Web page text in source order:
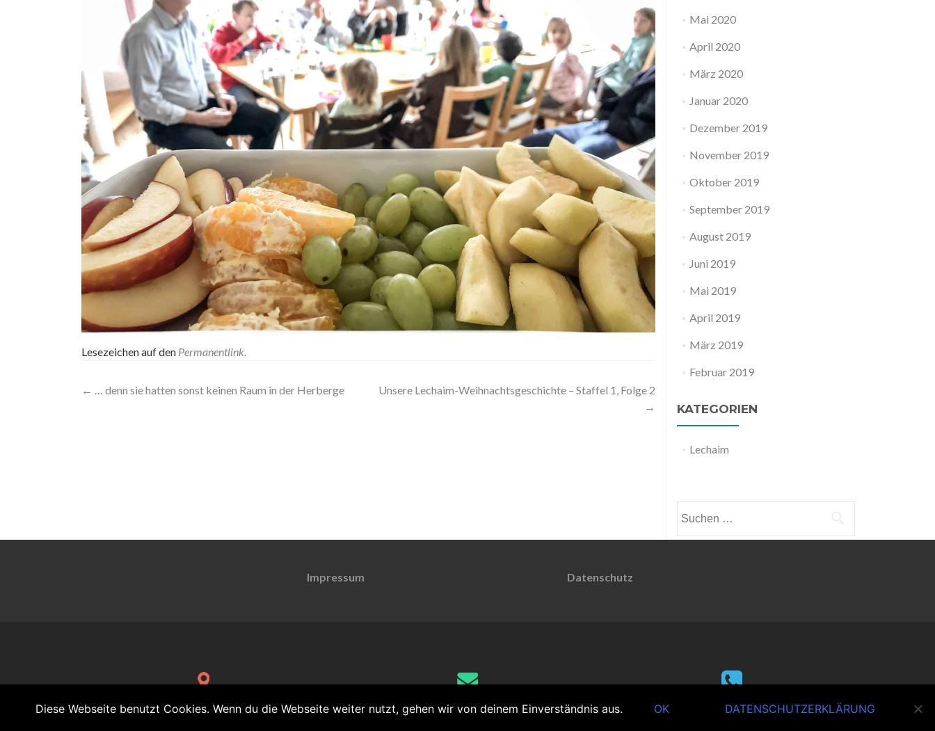
Lesezeichen auf den Permanentlink
Artikel-
← … denn sie hatten sonst keinen Raum in der Herberge
Unsere Lechaim-Weihnachtsgeschichte – Staffel 1, Folge 2
→
Mai 2020
April 2020
März 2020
Januar 2020
Dezember 2019
November 2019
Oktober 2019
September 2019
August 2019
Juni 2019
Mai 2019
April 2019
März 2019
Februar 2019
KATEGORIEN
Lechaim
nach:
Impressum Datenschutz
Gretherstrasse 36 - 79539 Lörrach Schreib uns +49 (0) 7621 - 510 45 11
Diese Webseite benutzt Cookies. Wenn du die Webseite weiter nutzt, gehen wir von deinem Einverständnis aus. OK DATENSCHUTZERKLÄRUNG